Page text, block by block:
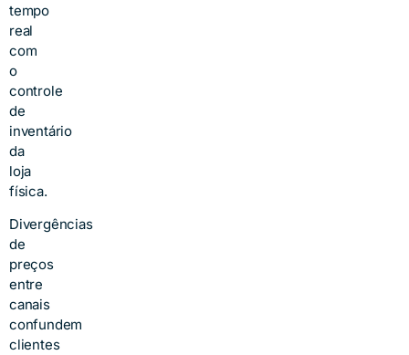
tempo
real
com
o
controle
de
inventário
da
loja
física.
Divergências
de
preços
entre
canais
confundem
clientes